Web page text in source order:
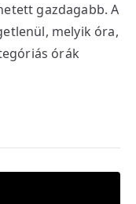
gazdagabb. A
melyik óra,
órák